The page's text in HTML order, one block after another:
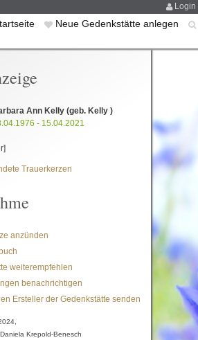
Login
Neue Gedenkstätte anlegen
Ann Kelly (geb. Kelly )
- 15.04.2021
Trauerkerzen
anzünden
weiterempfehlen
benachrichtigen
Ersteller der Gedenkstätte senden
Krepold-Benesch